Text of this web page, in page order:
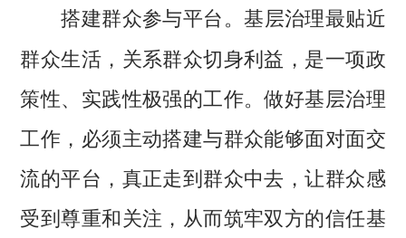
搭建群众参与平台。 基层治理最贴近
群众生活，关系群众切身利益，是一项政
策性、实践性极强的工作。做好基层治理
工作，必须主动搭建与群众能够面对面交
流的平台，真正走到群众中去，让群众感
受到尊重和关注，从而筑牢双方的信任基